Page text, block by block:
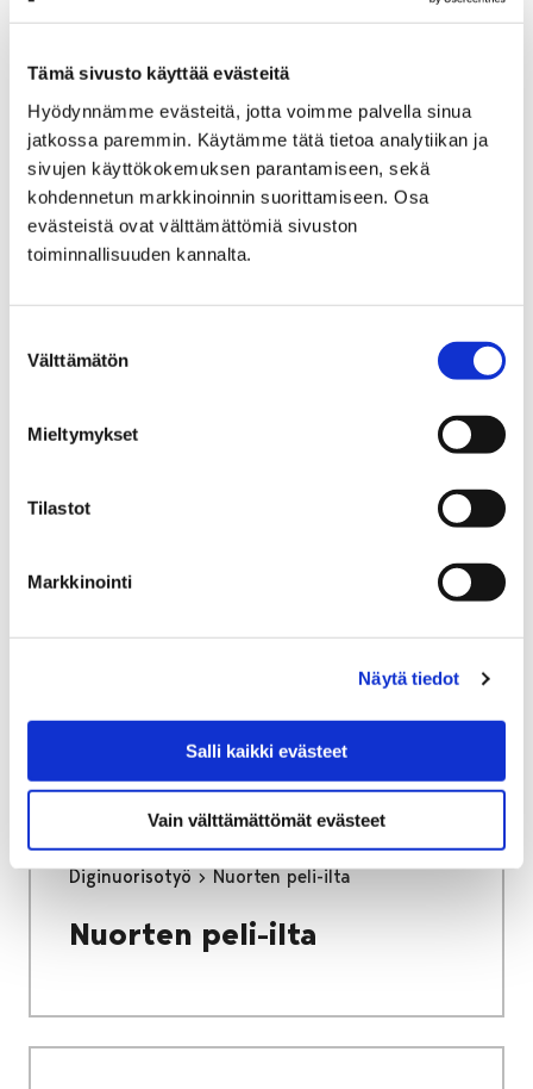
Tämä sivusto käyttää evästeitä
Hyödynnämme evästeitä, jotta voimme palvella sinua
jatkossa paremmin. Käytämme tätä tietoa analytiikan ja
sivujen käyttökokemuksen parantamiseen, sekä
kohdennetun markkinoinnin suorittamiseen. Osa
evästeistä ovat välttämättömiä sivuston
toiminnallisuuden kannalta.
valinta
Välttämätön
Mieltymykset
Tilastot
Markkinointi
Näytä tiedot
Salli kaikki evästeet
Vain välttämättömät evästeet
Asuminen ja ympäristö
Rakentaminen
Maalämpöjärjestelmän
esiselvityslomake
Voit siirtyä maalämmön
Porin muistilista ulkomyyntiin
Porin muistilista
Voit siirtyä ulkomyynnin muistilistaan
Etusivu Vapaa-aika
Nuoret
Diginuorisotyö
Nuorten peli-ilta
Nuorten peli-ilta